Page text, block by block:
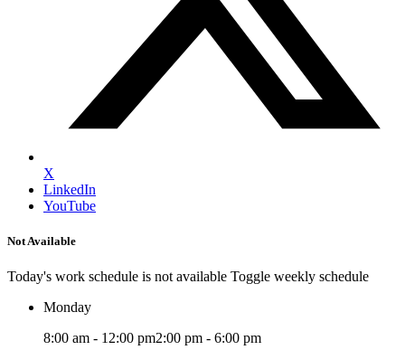
X
LinkedIn
YouTube
Not Available
Today's work schedule is not available Toggle weekly schedule
Monday
8:00 am - 12:00 pm2:00 pm - 6:00 pm